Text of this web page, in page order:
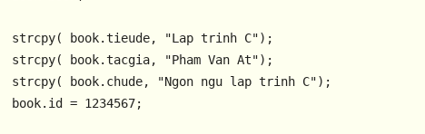
strcpy( book.tieude, "Lap trinh C");
strcpy( book.tacgia, "Pham Van At");
strcpy( book.chude, "Ngon ngu lap trinh C");
book.id =
1234567;